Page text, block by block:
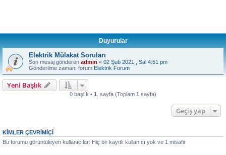
Duyurular
Elektrik Mülakat Soruları
Son mesaj gönderen admin « 02 Şub 2021 , Sal 4:51 pm
Gönderilme zamanı forum Elektrik Forum
Yeni Başlık
0 başlık • 1 . sayfa (Toplam 1 sayfa)
Geçiş yap
KIMLER ÇEVRIMIÇI
Bu forumu görüntüleyen kullanıcılar: Hiç bir kayıtlı kullanıcı yok ve 1 misafir